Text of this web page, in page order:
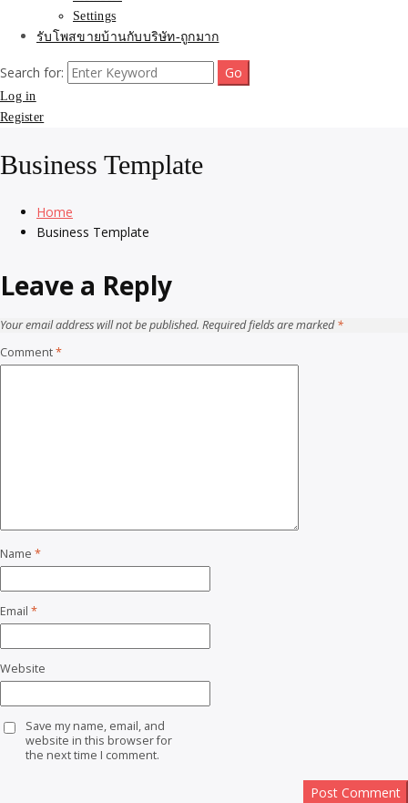
Settings
รับโพสขายบ้านกับบริษัท-ถูกมาก
Search for:
Log in
Register
Business Template
Home
Business Template
Leave a Reply
Your email address will not be published. Required fields are marked*
Comment*
Name *
Email *
Website
Save my name, email, and
website in this browser for
the next time I comment.